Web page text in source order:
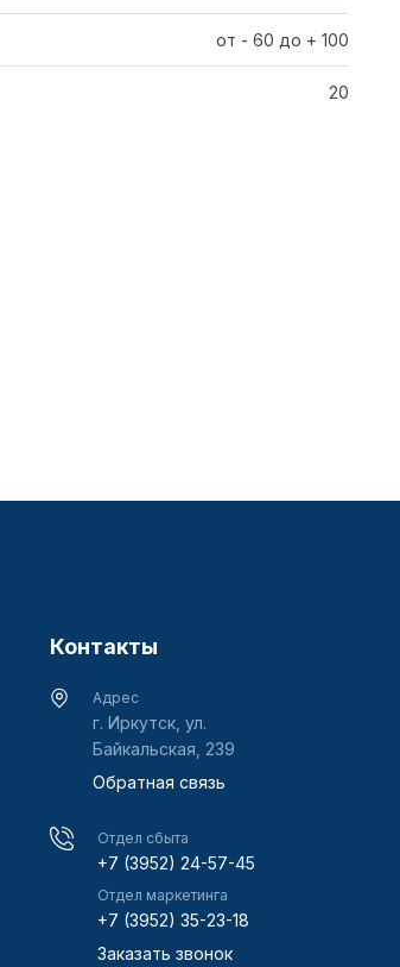
от - 60 до + 100
20
Контакты
Адрес
г. Иркутск, ул.
Байкальская, 239
Обратная связь
Отдел сбыта
+7 (3952) 24-57-45
Отдел маркетинга
+7 (3952) 35-23-18
Заказать звонок